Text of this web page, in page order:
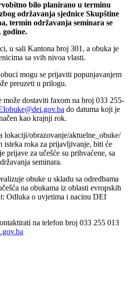
bilo planirano u terminu
održavanja sjednice Skupštine
termin održavanja seminara se
godine.
u sali Kantona broj 301, a obuka je
sa svih nivoa vlasti.
mogu se prijaviti popunjavanjem
preuzeti u prilogu.
može dostaviti faxom na broj 033 255-
do datuma koji je
kao krajnji rok.
lokaciji/obrazovanje/aktuelne_obuke/
isteka roka za prijavljivanje, biti će
prijave za učešće su prihvaćene, sa
seminara.
obuke u skladu sa odredbama
na obukama iz oblasti evropskih
Odluka o uvjetima i nacinu DEI
na telefon broj 033 255 013